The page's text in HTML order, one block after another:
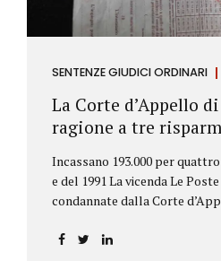
SENTENZE GIUDICI ORDINARI
La Corte d’Appello
ragione a tre
Incassano 193.000 per
e del 1991 La vicenda Le
condannate dalla Corte
per oltre 193.000,00 euro: la